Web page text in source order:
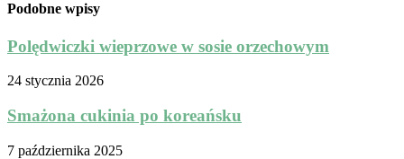
Podobne wpisy
Polędwiczki wieprzowe w sosie orzechowym
24 stycznia 2026
Smażona cukinia po koreańsku
7 października 2025